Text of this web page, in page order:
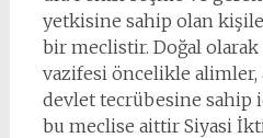
yetkisine sahip olan
bir meclistir. Doğal
vazifesi öncelikle alimler,
devlet tecrübesine sahip
bu meclise aittir Siyasi